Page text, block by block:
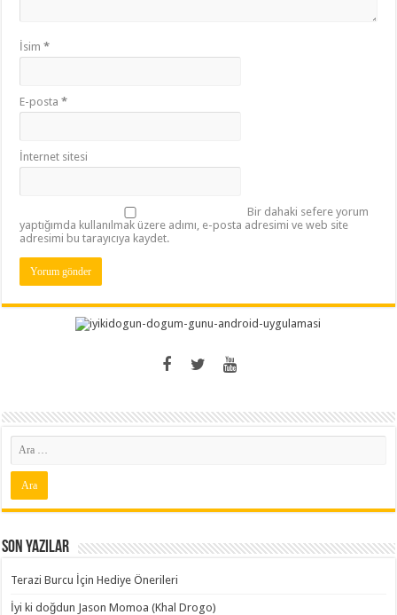
İsim*
E-posta*
İnternet sitesi
Bir dahaki sefere yorum
yaptığımda kullanılmak üzere adımı, e-posta adresimi ve web site
adresimi bu tarayıcıya kaydet.
Son Yazılar
Terazi Burcu İçin Hediye Önerileri
İyi ki doğdun Jason Momoa (Khal Drogo)